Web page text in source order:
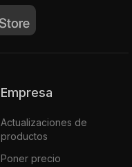
Empresa
Actualizaciones de
productos
Poner precio